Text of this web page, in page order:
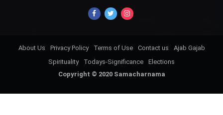
Copyright © 2020 Samacharnama
About Us Privacy Policy Terms of Use Contact us
Ajab Gajab
Spirituality
Todays-Significance Elections